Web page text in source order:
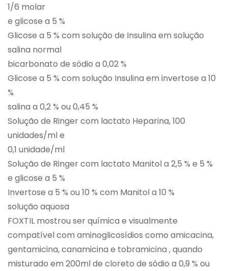
1/6 molar
e glicose a 5 %
Glicose a 5 % com solução de Insulina em solução
salina normal
bicarbonato de sódio a 0,02 %
Glicose a 5 % com solução Insulina em invertose a 10
%
salina a 0,2 % ou 0,45 %
Solução de Ringer com lactato Heparina, 100
unidades/ml e
0,1 unidade/ml
Solução de Ringer com lactato Manitol a 2,5 % e 5 %
e glicose a 5 %
Invertose a 5 % ou 10 % com Manitol a 10 %
solução aquosa
FOXTIL mostrou ser química e visualmente
compatível com aminoglicosídios como amicacina,
gentamicina, canamicina e tobramicina , quando
misturado em 200ml de cloreto de sódio a 0,9 % ou